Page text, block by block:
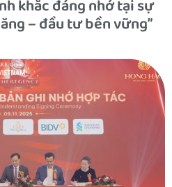
khắc đáng nhớ tại sự
– đầu tư bền vững”